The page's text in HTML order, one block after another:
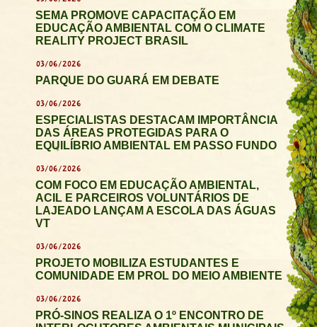
SEMA PROMOVE CAPACITAÇÃO EM
EDUCAÇÃO AMBIENTAL COM O CLIMATE
REALITY PROJECT BRASIL
03/06/2026
PARQUE DO GUARÁ EM DEBATE
03/06/2026
ESPECIALISTAS DESTACAM IMPORTÂNCIA
DAS ÁREAS PROTEGIDAS PARA O
EQUILÍBRIO AMBIENTAL EM PASSO FUNDO
03/06/2026
COM FOCO EM EDUCAÇÃO AMBIENTAL,
ACIL E PARCEIROS VOLUNTÁRIOS DE
LAJEADO LANÇAM A ESCOLA DAS ÁGUAS
VT
03/06/2026
PROJETO MOBILIZA ESTUDANTES E
COMUNIDADE EM PROL DO MEIO AMBIENTE
03/06/2026
PRÓ-SINOS REALIZA O 1º ENCONTRO DE